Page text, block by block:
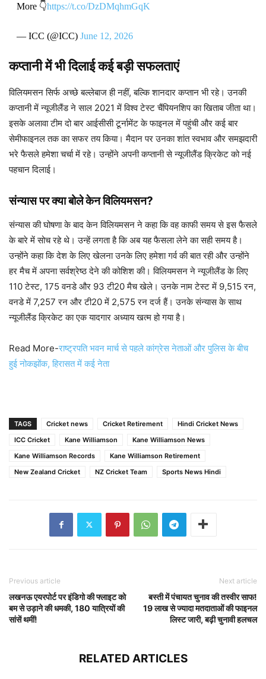
More 👇https://t.co/DzDMqhmGqK
— ICC (@ICC) June 12, 2026
कप्तानी में भी दिलाई कई बड़ी सफलताएं
विलियमसन सिर्फ अच्छे बल्लेबाज ही नहीं, बल्कि शानदार कप्तान भी रहे। उनकी
कप्तानी में न्यूजीलैंड ने साल 2021 में विश्व टेस्ट चैंपियनशिप का खिताब जीता था।
इसके अलावा टीम दो बार आईसीसी टूर्नामेंट के फाइनल में पहुंची और कई बार
सेमीफाइनल तक का सफर तय किया। मैदान पर उनका शांत स्वभाव और समझदारी
भरे फैसले हमेशा चर्चा में रहे। उन्होंने अपनी कप्तानी से न्यूजीलैंड क्रिकेट को नई
पहचान दिलाई।
संन्यास पर क्या बोले केन विलियमसन?
संन्यास की घोषणा के बाद केन विलियमसन ने कहा कि वह काफी समय से इस फैसले
के बारे में सोच रहे थे। उन्हें लगता है कि अब यह फैसला लेने का सही समय है।
उन्होंने कहा कि देश के लिए खेलना उनके लिए हमेशा गर्व की बात रही और उन्होंने
हर मैच में अपना सर्वश्रेष्ठ देने की कोशिश की। विलियमसन ने न्यूजीलैंड के लिए
110 टेस्ट, 175 वनडे और 93 टी20 मैच खेले। उनके नाम टेस्ट में 9,515 रन,
वनडे में 7,257 रन और टी20 में 2,575 रन दर्ज हैं। उनके संन्यास के साथ
न्यूजीलैंड क्रिकेट का एक यादगार अध्याय खत्म हो गया है।
Read More-राष्ट्रपति भवन मार्च से पहले कांग्रेस नेताओं और पुलिस के बीच
हुई नोकझोंक, हिरासत में कई नेता
TAGS Cricket news Cricket Retirement
Hindi Cricket News
ICC Cricket
Kane Williamson
Kane Williamson News
Kane Williamson Records
Kane Williamson Retirement
New Zealand Cricket
NZ Cricket Team Sports News Hindi
Previous article
लखनऊ एयरपोर्ट पर इंडिगो की फ्लाइट को
बम से उड़ाने की धमकी, 180 यात्रियों की
सांसें थमीं!
Next article
बस्ती में पंचायत चुनाव की तस्वीर साफ!
19 लाख से ज्यादा मतदाताओं की फाइनल
लिस्ट जारी, बढ़ी चुनावी हलचल
RELATED ARTICLES